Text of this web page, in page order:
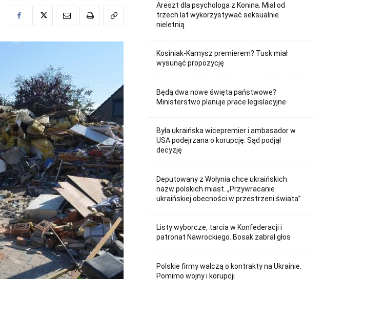
Areszt dla psychologa z Konina. Miał od
trzech lat wykorzystywać seksualnie
nieletnią
Kosiniak-Kamysz premierem? Tusk miał
wysunąć propozycję
Będą dwa nowe święta państwowe?
Ministerstwo planuje prace legislacyjne
Była ukraińska wicepremier i ambasador w
USA podejrzana o korupcję. Sąd podjął
decyzję
Deputowany z Wołynia chce ukraińskich
nazw polskich miast. „Przywracanie
ukraińskiej obecności w przestrzeni świata”
Listy wyborcze, tarcia w Konfederacji i
patronat Nawrockiego. Bosak zabrał głos
Polskie firmy walczą o kontrakty na Ukrainie.
Pomimo wojny i korupcji